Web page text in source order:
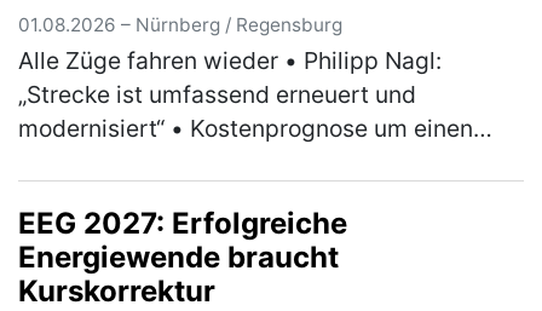
01.08.2026 – Nürnberg / Regensburg
Alle Züge fahren wieder • Philipp Nagl:
„Strecke ist umfassend erneuert und
modernisiert“ • Kostenprognose um einen
(mehr)
EEG 2027: Erfolgreiche
Energiewende braucht
Kurskorrektur